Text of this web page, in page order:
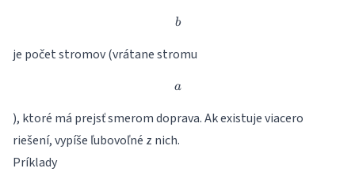
b
b
je počet stromov (vrátane stromu
a
a
), ktoré má prejsť smerom doprava. Ak existuje viacero
riešení, vypíše ľubovoľné z nich.
Príklady